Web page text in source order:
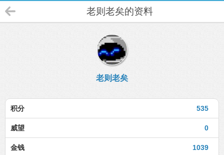
老则老矣的资料
老则老矣
535
积分
0
威望
1039
金钱